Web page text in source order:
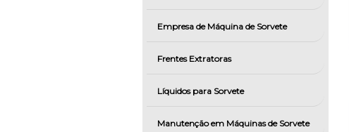
Empresa de Máquina de Sorvete
Frentes Extratoras
Líquidos para Sorvete
Manutenção em Máquinas de Sorvete